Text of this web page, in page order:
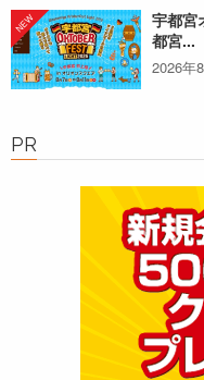
宇都宮
都宮...
2026年
PR